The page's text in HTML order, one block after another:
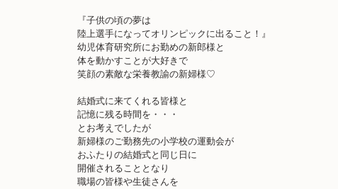
『子供の頃の夢は
陸上選手になってオリンピックに出ること！』
幼児体育研究所にお勤めの新郎様と
体を動かすことが大好きで
笑顔の素敵な栄養教諭の新婦様♡
結婚式に来てくれる皆様と
記憶に残る時間を・・・
とお考えでしたが
新婦様のご勤務先の小学校の運動会が
おふたりの結婚式と同じ日に
開催されることとなり
職場の皆様や生徒さんを